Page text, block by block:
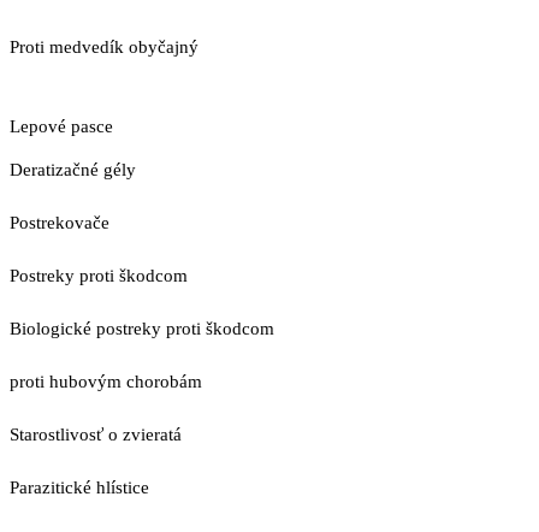
Proti medvedík obyčajný
Lepové pasce
Deratizačné gély
Postrekovače
Postreky proti škodcom
Biologické postreky proti škodcom
proti hubovým chorobám
Starostlivosť o zvieratá
Parazitické hlístice